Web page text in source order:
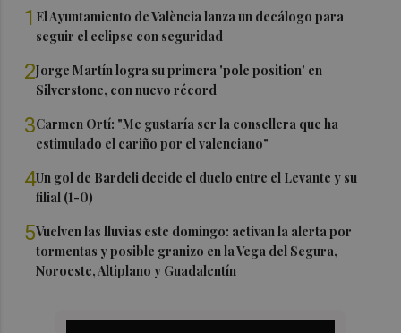
1 El Ayuntamiento de València lanza un decálogo para
seguir el eclipse con seguridad
2Jorge Martín logra su primera 'pole position' en
Silverstone, con nuevo récord
3Carmen Ortí: "Me gustaría ser la consellera que ha
estimulado el cariño por el valenciano"
4Un gol de Bardeli decide el duelo entre el Levante y su
filial (1-0)
5Vuelven las lluvias este domingo: activan la alerta por
tormentas y posible granizo en la Vega del Segura,
Noroeste, Altiplano y Guadalentín